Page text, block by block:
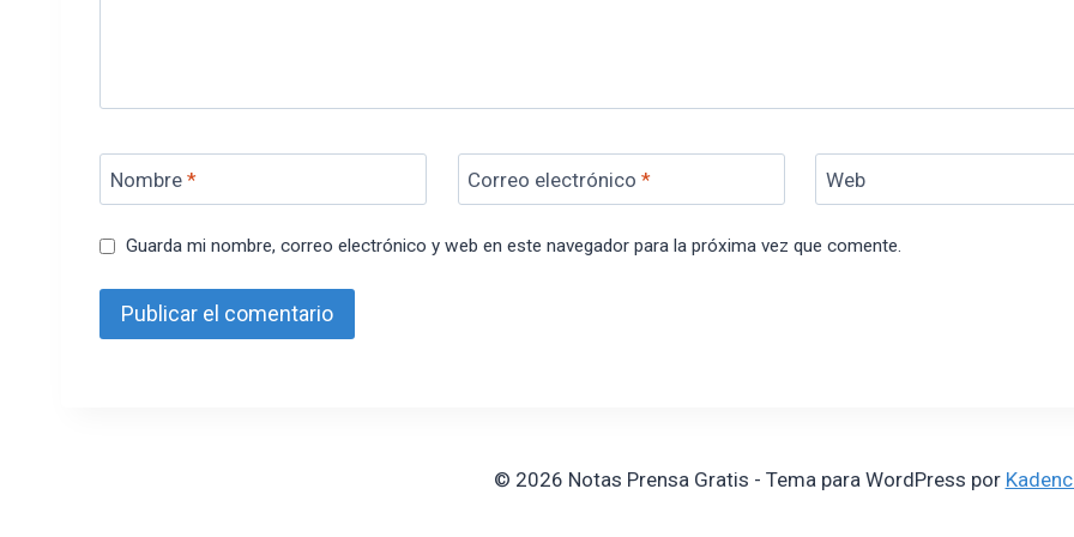
Nombre * Correo electrónico* Web
Guarda mi nombre, correo electrónico y web en este navegador para la próxima vez que comente.
© 2026 Notas Prensa Gratis - Tema para WordPress por